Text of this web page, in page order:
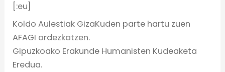
[:eu]
Koldo Aulestiak GizaKuden parte hartu zuen
AFAGI ordezkatzen.
Gipuzkoako Erakunde Humanisten Kudeaketa
Eredua.